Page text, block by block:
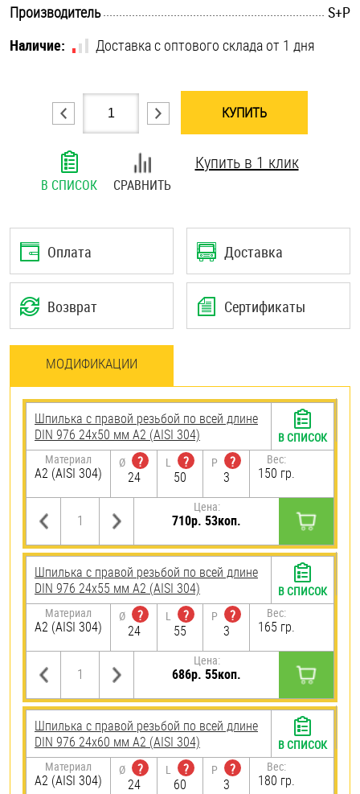
Хомуты
Шайбы
Шпильки
Шплинты
Штифты и пальцы
Производитель
S+P
Наличие:
Доставка с оптового склада от 1 дня
КУПИТЬ
В СПИСОК СРАВНИТЬ
Купить в 1 клик
Оплата Доставка
Возврат Сертификаты
МОДИФИКАЦИИ
Шпилька с правой резьбой по всей длине
DIN 976 24х50 мм А2 (AISI 304)
Материал
А2 (AISI 304)
Ø
?
24
L
?
50
P
?
3
Вес:
150 гр.
Цена:
710р. 53коп.
В СПИСОК
Шпилька с правой резьбой по всей длине
DIN 976 24х55 мм А2 (AISI 304)
Материал
А2 (AISI 304)
Ø
?
24
L
?
55
P
?
3
Вес:
165 гр.
Цена:
686р. 55коп.
В СПИСОК
Шпилька с правой резьбой по всей длине
DIN 976 24х60 мм А2 (AISI 304)
Материал
А2 (AISI 304)
Ø
?
24
L
?
60
P
?
3
Вес:
180 гр.
В СПИСОК